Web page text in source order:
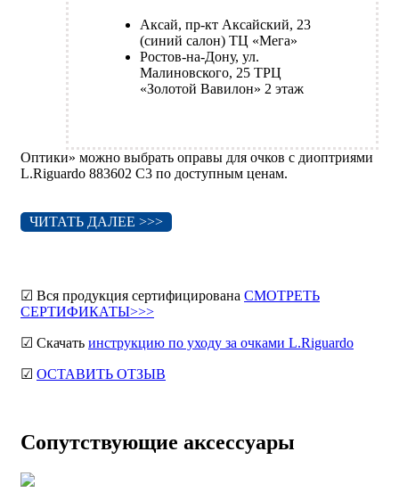
Аксай, пр-кт Аксайский, 23
(синий салон) ТЦ «Мега»
Ростов-на-Дону, ул.
Малиновского, 25 ТРЦ
«Золотой Вавилон» 2 этаж
Оптики» можно выбрать оправы для очков с диоптриями
L.Riguardo 883602 C3 по доступным ценам.
ЧИТАТЬ ДАЛЕЕ >>>
☑ Вся продукция сертифицирована СМОТРЕТЬ
СЕРТИФИКАТЫ>>>
☑ Скачать инструкцию по уходу за очками L.Riguardo
☑ ОСТАВИТЬ ОТЗЫВ
Сопутствующие аксессуары